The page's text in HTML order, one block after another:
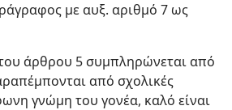
με αυξ. αριθμό 7 ως
άρθρου 5 συμπληρώνεται από
από σχολικές
γνώμη του γονέα, καλό είναι